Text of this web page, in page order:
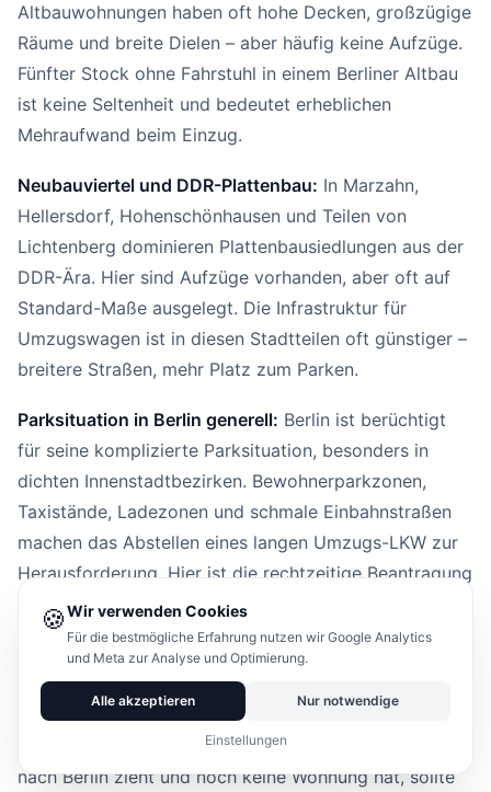
Altbauwohnungen haben oft hohe Decken, großzügige
Räume und breite Dielen – aber häufig keine Aufzüge.
Fünfter Stock ohne Fahrstuhl in einem Berliner Altbau
ist keine Seltenheit und bedeutet erheblichen
Mehraufwand beim Einzug.
Neubauviertel und DDR-Plattenbau: In Marzahn,
Hellersdorf, Hohenschönhausen und Teilen von
Lichtenberg dominieren Plattenbausiedlungen aus der
DDR-Ära. Hier sind Aufzüge vorhanden, aber oft auf
Standard-Maße ausgelegt. Die Infrastruktur für
Umzugswagen ist in diesen Stadtteilen oft günstiger –
breitere Straßen, mehr Platz zum Parken.
Parksituation in Berlin generell: Berlin ist berüchtigt
für seine komplizierte Parksituation, besonders in
dichten Innenstadtbezirken. Bewohnerparkzonen,
Taxistände, Ladezonen und schmale Einbahnstraßen
machen das Abstellen eines langen Umzugs-LKW zur
Herausforderung. Hier ist die rechtzeitige Beantragung
einer Halteverbotszone beim zuständigen Berliner
Bezirksamt besonders wichtig. Manche Bezirke haben
eigene Online-Portale dafür, andere verlangen
persönliches Erscheinen oder Postanträge.
Tipp für die Wohnungssuche:Wer von Wolfsburg
nach Berlin zieht und noch keine Wohnung hat, sollte
🍪Wir verwenden Cookies
Für die bestmögliche Erfahrung nutzen wir Google Analytics
und Meta zur Analyse und Optimierung.
Alle akzeptieren Nur notwendige
Einstellungen